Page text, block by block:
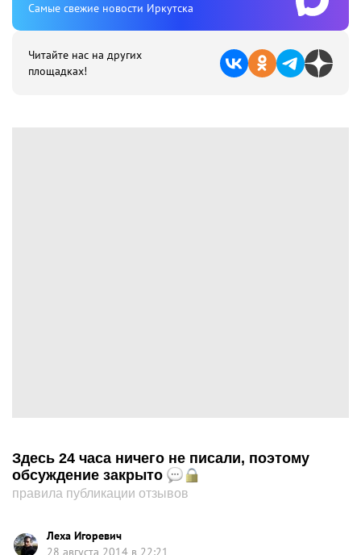
Cамые свежие новости Иркутска
Читайте нас на других
площадках!
Здесь 24 часа ничего не писали, поэтому
обсуждение закрыто
правила публикации отзывов
Леха Игоревич
28 августа 2014 в 22:21